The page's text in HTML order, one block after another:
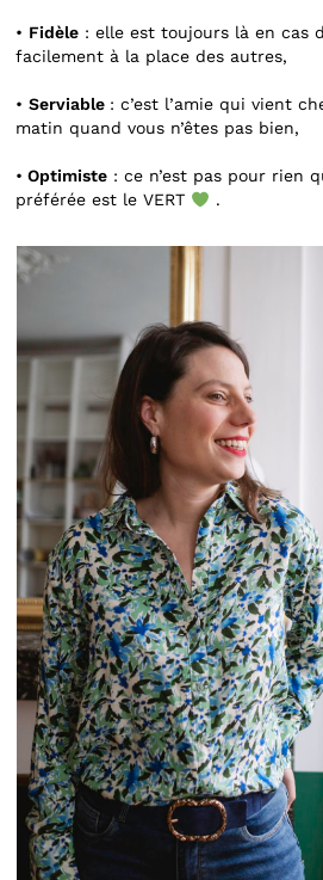
• Fidèle : elle est toujours là en cas
facilement à la place des autres,
•Serviable : c’est l’amie qui vient
matin quand vous n’êtes pas bien,
• Optimiste : ce n’est pas pour rien
préférée est le VERT
.